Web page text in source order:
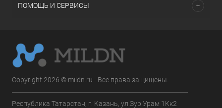
ПОМОЩЬ И СЕРВИСЫ
Copyright 2026 © mildn.ru - Все права защищены.
Республика Татарстан, г. Казань, ул.Зур Урам 1Кк2